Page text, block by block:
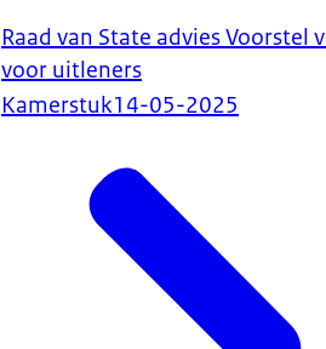
Raad van State advies
voor uitleners
Kamerstuk14-05-2025